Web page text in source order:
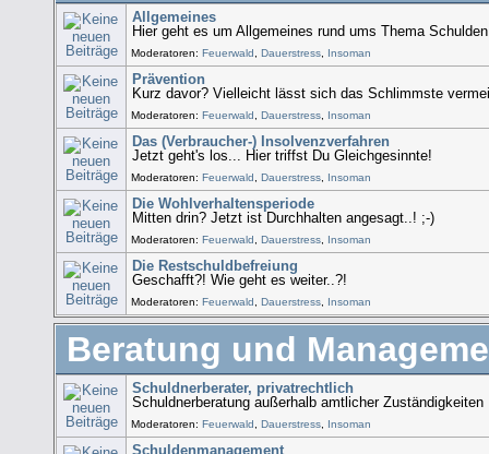
Allgemeines
Hier geht es um Allgemeines rund ums Thema
Moderatoren:Feuerwald ,Dauerstress Insoman
Prävention
Kurz davor? Vielleicht lässt sich das Schlimmste
Moderatoren:Feuerwald ,Dauerstress Insoman
Das (Verbraucher-) Insolvenzverfahren
Jetzt geht's los... Hier triffst Du Gleichgesinnte!
Moderatoren:Feuerwald ,Dauerstress Insoman
Die Wohlverhaltensperiode
Mitten drin? Jetzt ist Durchhalten angesagt..! ;-)
Moderatoren:Feuerwald ,Dauerstress Insoman
Die Restschuldbefreiung
Geschafft?! Wie geht es weiter..?!
Moderatoren:Feuerwald ,Dauerstress Insoman
Beratung und
Schuldnerberater, privatrechtlich
Schuldnerberatung außerhalb amtlicher Zuständigkeiten
Moderatoren:Feuerwald ,Dauerstress Insoman
Schuldenmanagement